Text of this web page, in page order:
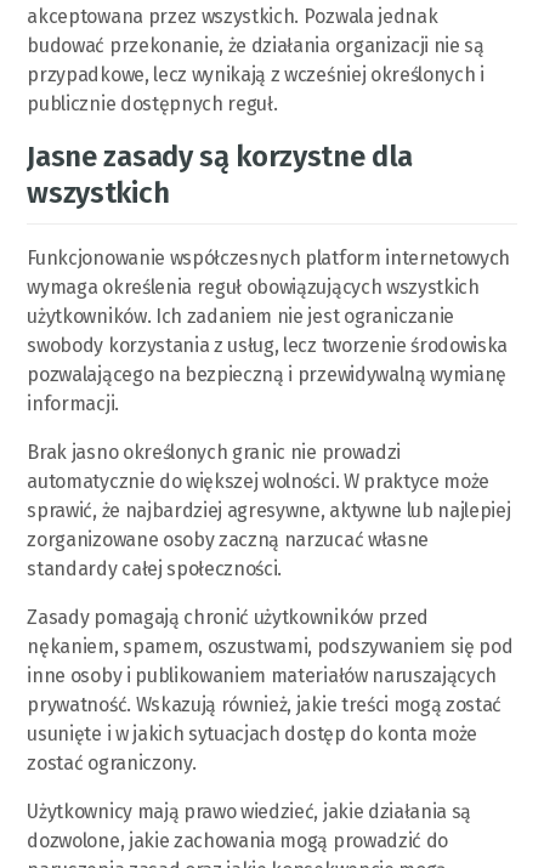
akceptowana przez wszystkich. Pozwala jednak
budować przekonanie, że działania organizacji nie są
przypadkowe, lecz wynikają z wcześniej określonych i
publicznie dostępnych reguł.
Jasne zasady są korzystne dla
wszystkich
Funkcjonowanie współczesnych platform internetowych
wymaga określenia reguł obowiązujących wszystkich
użytkowników. Ich zadaniem nie jest ograniczanie
swobody korzystania z usług, lecz tworzenie środowiska
pozwalającego na bezpieczną i przewidywalną wymianę
informacji.
Brak jasno określonych granic nie prowadzi
automatycznie do większej wolności. W praktyce może
sprawić, że najbardziej agresywne, aktywne lub najlepiej
zorganizowane osoby zaczną narzucać własne
standardy całej społeczności.
Zasady pomagają chronić użytkowników przed
nękaniem, spamem, oszustwami, podszywaniem się pod
inne osoby i publikowaniem materiałów naruszających
prywatność. Wskazują również, jakie treści mogą zostać
usunięte i w jakich sytuacjach dostęp do konta może
zostać ograniczony.
Użytkownicy mają prawo wiedzieć, jakie działania są
dozwolone, jakie zachowania mogą prowadzić do